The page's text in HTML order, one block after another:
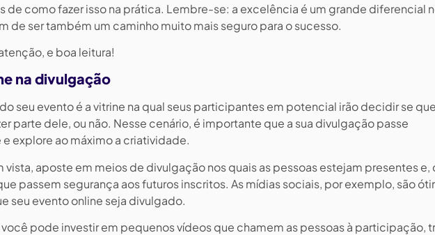
de como fazer isso na prática. Lembre-se: a excelência é um grande diferencial
de ser também um caminho muito mais seguro para o sucesso.
e boa leitura!
na divulgação
seu evento é a vitrine na qual seus participantes em potencial irão decidir se
parte dele, ou não. Nesse cenário, é importante que a sua divulgação passe
explore ao máximo a criatividade.
vista, aposte em meios de divulgação nos quais as pessoas estejam presentes e,
passem segurança aos futuros inscritos. As mídias sociais, por exemplo, são
seu evento online seja divulgado.
pode investir em pequenos vídeos que chamem as pessoas à participação,